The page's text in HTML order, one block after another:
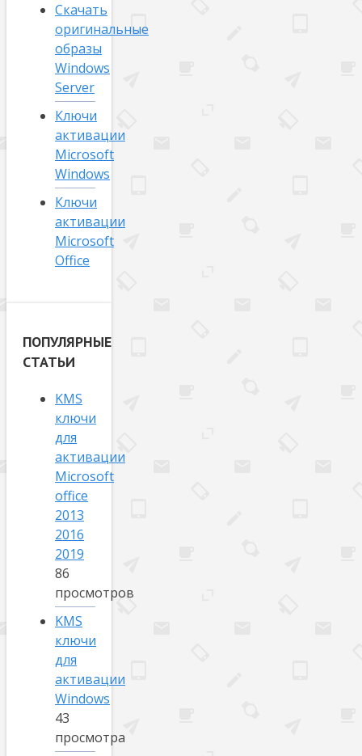
Скачать
оригинальные
образы
Windows
Server
Ключи
активации
Microsoft
Windows
Ключи
активации
Microsoft
Office
ПОПУЛЯРНЫЕ
СТАТЬИ
KMS
ключи
для
активации
Microsoft
office
2013
2016
2019
86
просмотров
KMS
ключи
для
активации
Windows
43
просмотра